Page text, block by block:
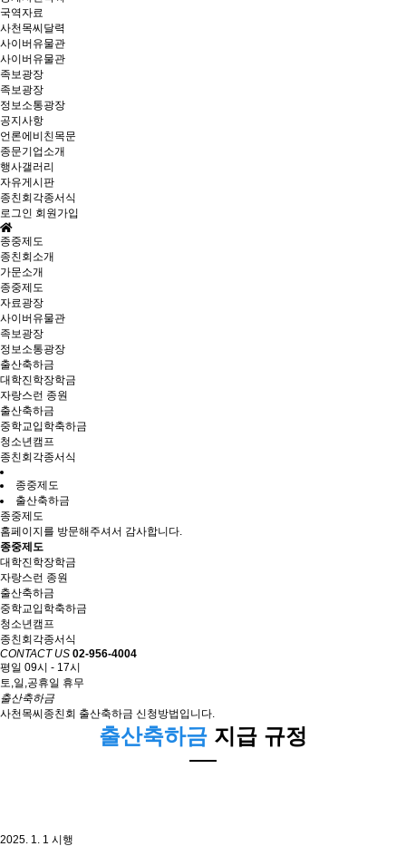
국역자료
사천목씨달력
사이버유물관
사이버유물관
족보광장
족보광장
정보소통광장
공지사항
언론에비친목문
종문기업소개
행사갤러리
자유게시판
종친회각종서식
로그인 회원가입
종중제도
종친회소개
가문소개
종중제도
자료광장
사이버유물관
족보광장
정보소통광장
출산축하금
대학진학장학금
자랑스런 종원
출산축하금
중학교입학축하금
청소년캠프
종친회각종서식
종중제도
출산축하금
종중제도
홈페이지를 방문해주셔서 감사합니다.
종중제도
대학진학장학금
자랑스런 종원
출산축하금
중학교입학축하금
청소년캠프
종친회각종서식
CONTACT US 02-956-4004
평일 09시 - 17시
토,일,공휴일 휴무
출산축하금
사천목씨종친회 출산축하금 신청방법입니다.
출산축하금 지급 규정
2025. 1. 1 시행